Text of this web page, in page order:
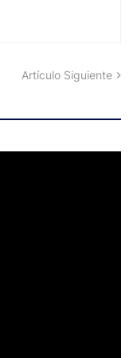
Artículo Siguiente